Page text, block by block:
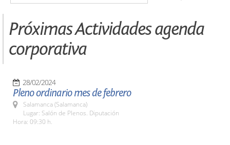
Próximas Actividades agenda
corporativa
28/02/2024
Pleno ordinario mes de febrero
Salamanca (Salamanca)
Lugar: Salón de Plenos. Diputación
Hora: 09:30 h.